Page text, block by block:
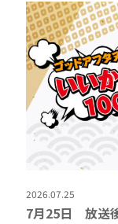
2026.07.25
7月25日 放送